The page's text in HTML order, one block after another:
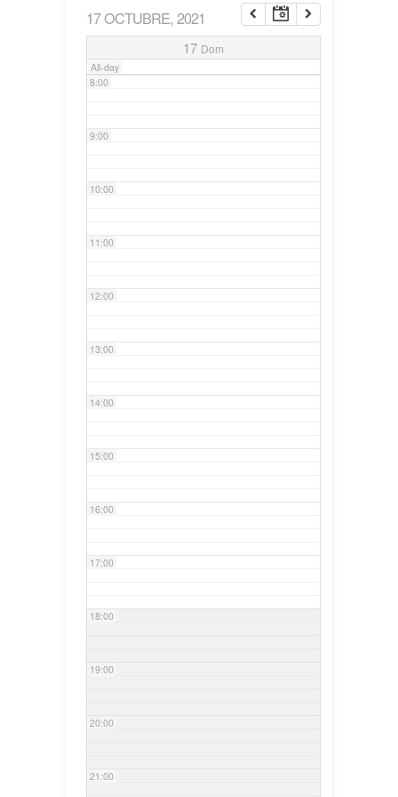
17 OCTUBRE, 2021
17 Dom
All-day
7:00
8:00
9:00
10:00
11:00
12:00
13:00
14:00
15:00
16:00
17:00
18:00
19:00
20:00
21:00